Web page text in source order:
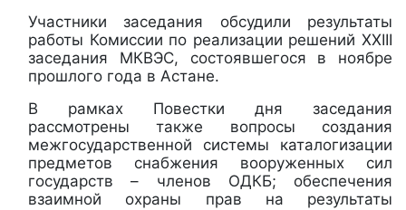
Участники заседания обсудили результаты
работы Комиссии по реализации решений ХХIII
заседания МКВЭС, состоявшегося в ноябре
прошлого года в Астане.
В рамках Повестки дня заседания
рассмотрены также вопросы создания
межгосударственной системы каталогизации
предметов снабжения вооруженных сил
государств – членов ОДКБ; обеспечения
взаимной охраны прав на результаты